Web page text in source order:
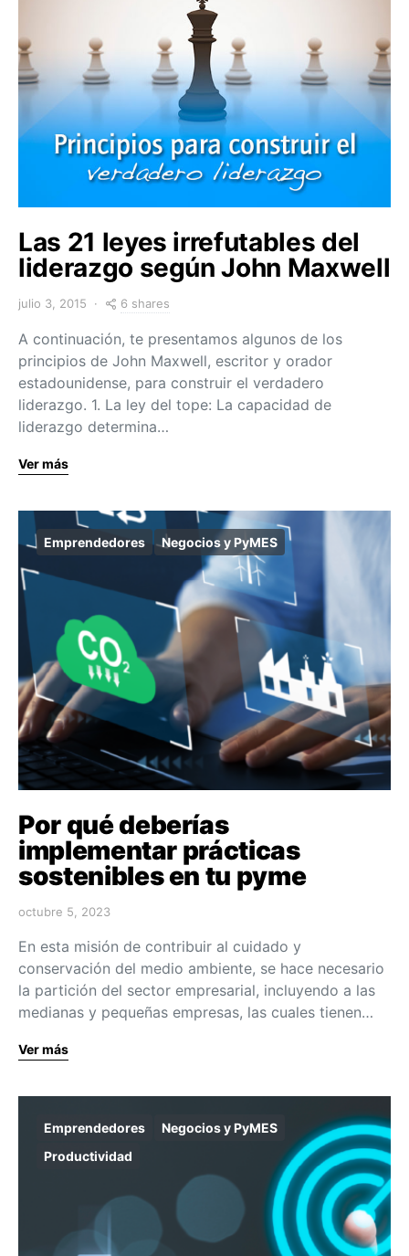
Las 21 leyes irrefutables del
liderazgo según John Maxwell
julio 3, 2015 6 shares
A continuación, te presentamos algunos de los
principios de John Maxwell, escritor y orador
estadounidense, para construir el verdadero
liderazgo. 1. La ley del tope: La capacidad de
liderazgo determina…
Ver más
Emprendedores Negocios y PyMES
Por qué deberías
implementar prácticas
sostenibles en tu pyme
octubre 5, 2023
En esta misión de contribuir al cuidado y
conservación del medio ambiente, se hace necesario
la partición del sector empresarial, incluyendo a las
medianas y pequeñas empresas, las cuales tienen…
Ver más
Emprendedores
Negocios y PyMES
Productividad